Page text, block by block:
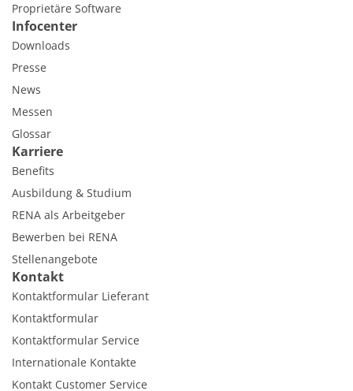
Proprietäre Software
Infocenter
Downloads
Presse
News
Messen
Glossar
Karriere
Benefits
Ausbildung & Studium
RENA als Arbeitgeber
Bewerben bei RENA
Stellenangebote
Kontakt
Kontaktformular Lieferant
Kontaktformular
Kontaktformular Service
Internationale Kontakte
Kontakt Customer Service